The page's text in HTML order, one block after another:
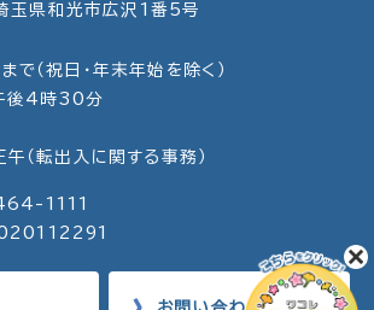
県和光市広沢1番5号
で（祝日・年末年始を除く）
後4時30分
（転出入に関する事務）
1111